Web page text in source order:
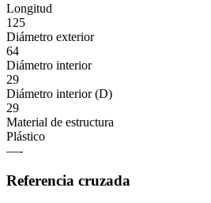
Longitud
125
Diámetro exterior
64
Diámetro interior
29
Diámetro interior (D)
29
Material de estructura
Plástico
—-
Referencia cruzada